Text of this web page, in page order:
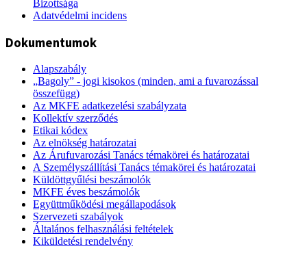
Bizottsága
Adatvédelmi incidens
Dokumentumok
Alapszabály
„Bagoly” - jogi kisokos (minden, ami a fuvarozással
összefügg)
Az MKFE adatkezelési szabályzata
Kollektív szerződés
Etikai kódex
Az elnökség határozatai
Az Árufuvarozási Tanács témakörei és határozatai
A Személyszállítási Tanács témakörei és határozatai
Küldöttgyűlési beszámolók
MKFE éves beszámolók
Együttműködési megállapodások
Szervezeti szabályok
Általános felhasználási feltételek
Kiküldetési rendelvény